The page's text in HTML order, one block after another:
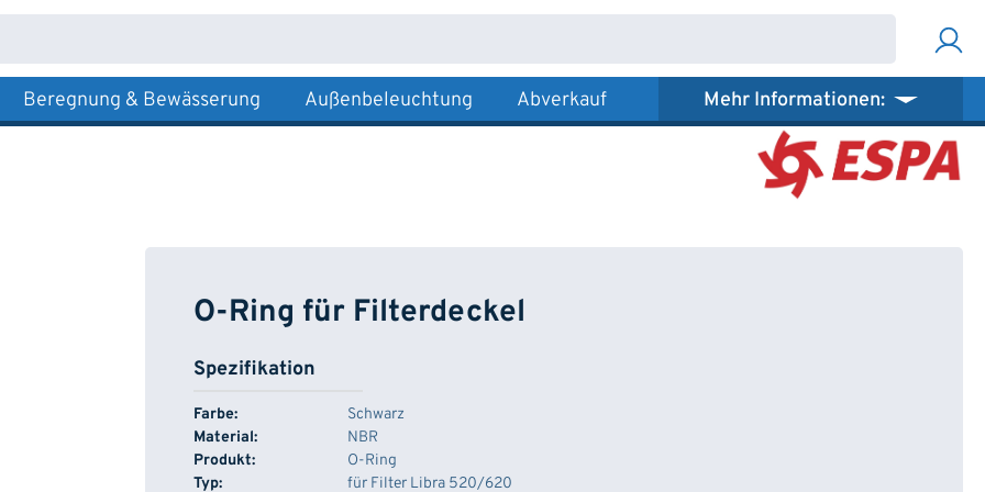
Beregnung & Bewässerung Außenbeleuchtung Abverkauf Mehr Informationen:
O-Ring für Filterdeckel
Spezifikation
Farbe:
Schwarz
Material:
NBR
Produkt:
O-Ring
Typ:
für Filter Libra 520/620